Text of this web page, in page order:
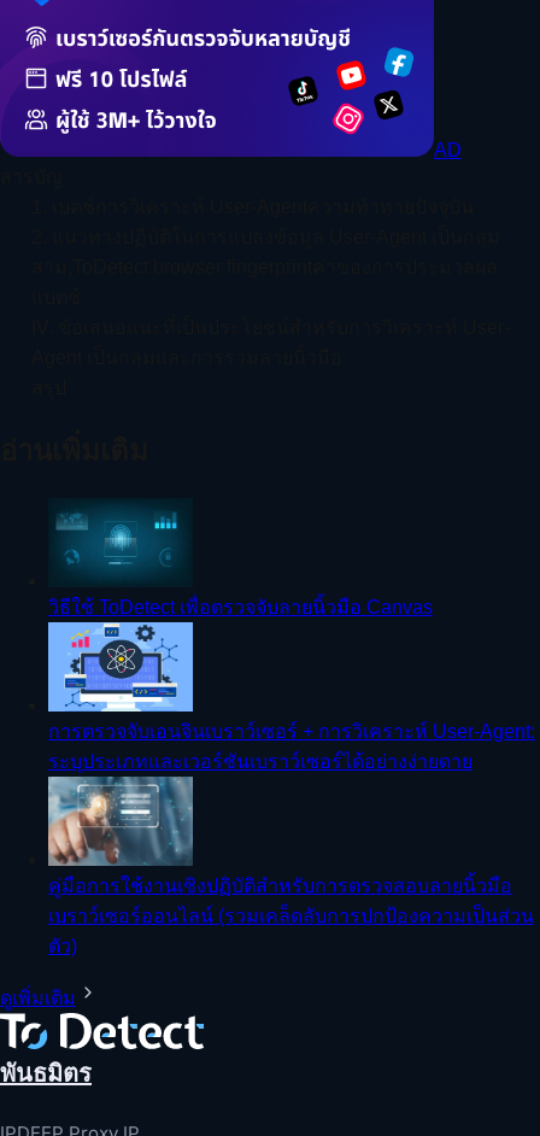
AD
วิธีใช้ ToDetect เพื่อตรวจจับลายนิ้วมือ Canvas
การตรวจจับเอนจินเบราว์เซอร์ + การวิเคราะห์ User-Agent:
ระบุประเภทและเวอร์ชันเบราว์เซอร์ได้อย่างง่ายดาย
คู่มือการใช้งานเชิงปฏิบัติสำหรับการตรวจสอบลายนิ้วมือ
เบราว์เซอร์ออนไลน์ (รวมเคล็ดลับการปกป้องความเป็นส่วน
ตัว)
ดูเพิ่มเติม
พันธมิตร